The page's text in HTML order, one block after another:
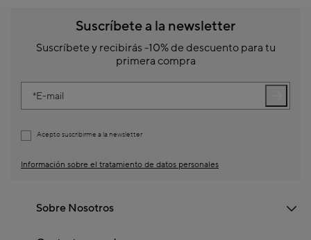
Suscríbete a la newsletter
Suscríbete y recibirás -10% de descuento para tu
primera compra
E-mail
Acepto suscribirme a la newsletter
Información sobre el tratamiento de datos personales
Sobre Nosotros